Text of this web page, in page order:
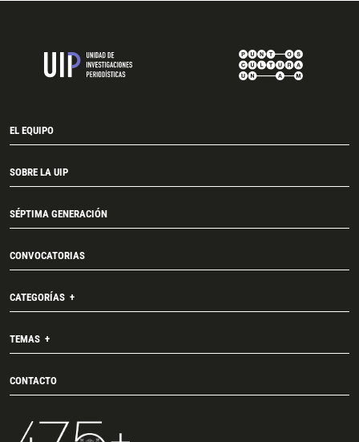
EL EQUIPO
SOBRE LA UIP
SÉPTIMA GENERACIÓN
CONVOCATORIAS
CATEGORÍAS
TEMAS
CONTACTO